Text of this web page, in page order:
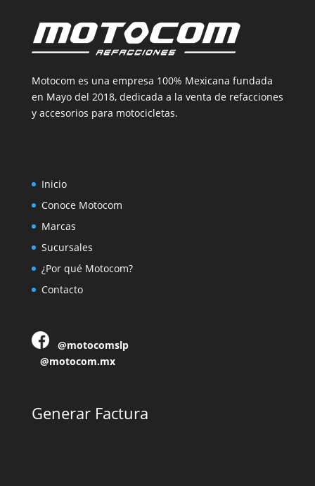
Motocom es una empresa 100% Mexicana fundada
en Mayo del 2018, dedicada a la venta de refacciones
y accesorios para motocicletas.
Inicio
Conoce Motocom
Marcas
Sucursales
¿Por qué Motocom?
Contacto
@motocomslp
@motocom.mx
Generar Factura